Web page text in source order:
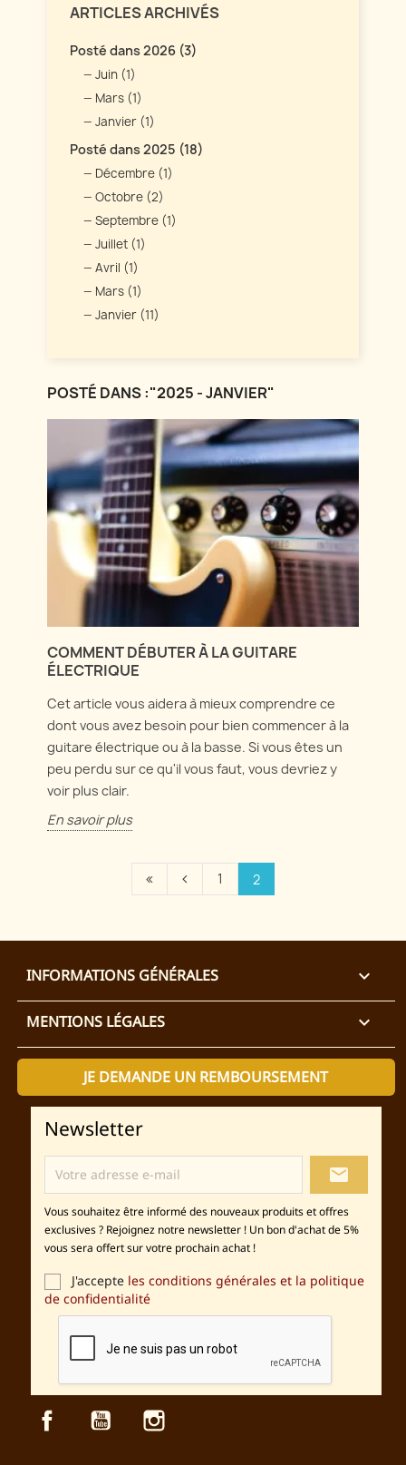
ARTICLES ARCHIVÉS
Posté dans 2026 (3)
Juin (1)
Mars (1)
Janvier (1)
Posté dans 2025 (18)
Décembre (1)
Octobre (2)
Septembre (1)
Juillet (1)
Avril (1)
Mars (1)
Janvier (11)
POSTÉ DANS :"2025 - JANVIER"
COMMENT DÉBUTER À LA GUITARE
ÉLECTRIQUE
Cet article vous aidera à mieux comprendre ce
dont vous avez besoin pour bien commencer à la
guitare électrique ou à la basse. Si vous êtes un
peu perdu sur ce qu'il vous faut, vous devriez y
voir plus clair.
En savoir plus
1 2
INFORMATIONS GÉNÉRALES 
MENTIONS LÉGALES 
JE DEMANDE UN REMBOURSEMENT
Newsletter
local_post_office
Vous souhaitez être informé des nouveaux produits et offres
exclusives ? Rejoignez notre newsletter ! Un bon d'achat de 5%
vous sera offert sur votre prochain achat !
J'accepte les conditions générales et la politique
de confidentialité
Facebook YouTube